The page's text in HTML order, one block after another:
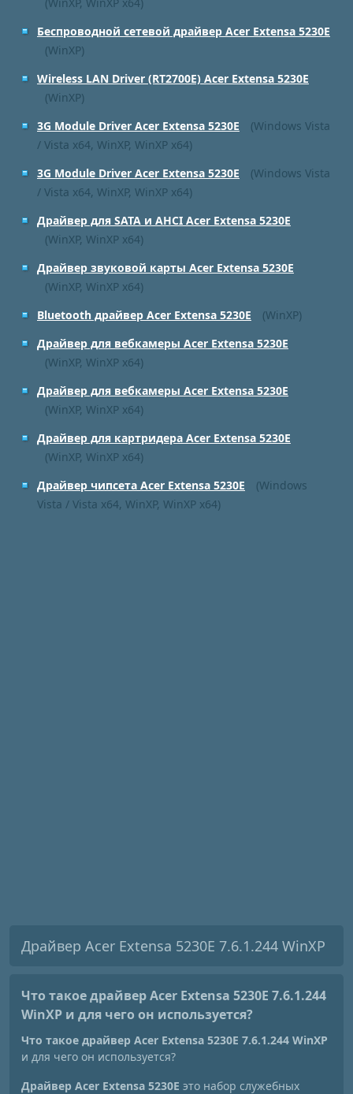
Беспроводной сетевой драйвер Acer Extensa 5230E
(WinXP)
Wireless LAN Driver (RT2700E) Acer Extensa 5230E
(WinXP)
3G Module Driver Acer Extensa 5230E
(Windows Vista
/ Vista x64, WinXP, WinXP x64)
3G Module Driver Acer Extensa 5230E
(Windows Vista
/ Vista x64, WinXP, WinXP x64)
Драйвер для SATA и AHCI Acer Extensa 5230E
(WinXP, WinXP x64)
Драйвер звуковой карты Acer Extensa 5230E
(WinXP, WinXP x64)
Bluetooth драйвер Acer Extensa 5230E
(WinXP)
Драйвер для вебкамеры Acer Extensa 5230E
(WinXP, WinXP x64)
Драйвер для вебкамеры Acer Extensa 5230E
(WinXP, WinXP x64)
Драйвер для картридера Acer Extensa 5230E
(WinXP, WinXP x64)
Драйвер чипсета Acer Extensa 5230E
(Windows
Vista / Vista x64, WinXP, WinXP x64)
Драйвер Acer Extensa 5230E 7.6.1.244 WinXP
Что такое драйвер Acer Extensa 5230E 7.6.1.244
WinXP и для чего он используется?
Что такое драйвер Acer Extensa 5230E 7.6.1.244 WinXP
и для чего он используется?
Драйвер Acer Extensa 5230E это набор служебных